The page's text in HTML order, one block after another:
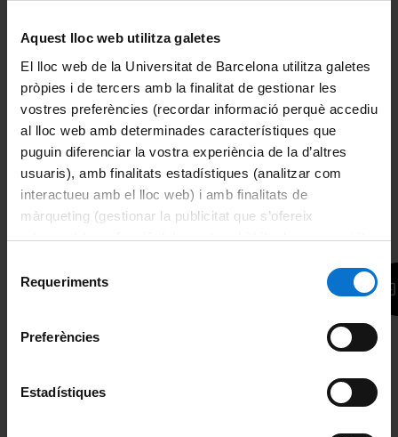
Aquest lloc web utilitza galetes
El lloc web de la Universitat de Barcelona utilitza galetes
pròpies i de tercers amb la finalitat de gestionar les
vostres preferències (recordar informació perquè accediu
al lloc web amb determinades característiques que
puguin diferenciar la vostra experiència de la d’altres
usuaris), amb finalitats estadístiques (analitzar com
interactueu amb el lloc web) i amb finalitats de
màrqueting (gestionar la publicitat que s’ofereix
adequant-la en funció dels vostres hàbits de navegació).
consultar laPolítica de galetes del lloc web de la
Requeriments
Preferències
Estadístiques
nivell A1
(videoconferència)
Des de: 759,00€
nivell A1
(online)
Des de: 436,00€
Alemany
nivell A1
(primera part)
Des de: 512,00€
nivell A1
(videoconferència
primera part)
Des de: 456,00€
sènior principiants-
20h.
Des de: 270,00€
Alemany